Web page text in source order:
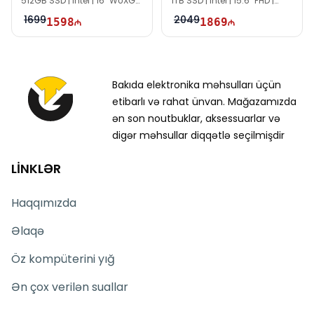
| 60Hz
16991598
60Hz
20491869
Bakıda elektronika məhsulları üçün
etibarlı və rahat ünvan. Mağazamızda
ən son noutbuklar, aksessuarlar və
digər məhsullar diqqətlə seçilmişdir
LİNKLƏR
Haqqımızda
Əlaqə
Öz kompüterini yığ
Ən çox verilən suallar